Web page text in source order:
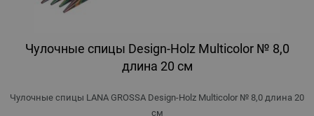
Чулочные спицы Design-Holz Multicolor № 8,0
длина 20 см
Чулочные спицы LANA GROSSA Design-Holz Multicolor № 8,0 длина 20
см